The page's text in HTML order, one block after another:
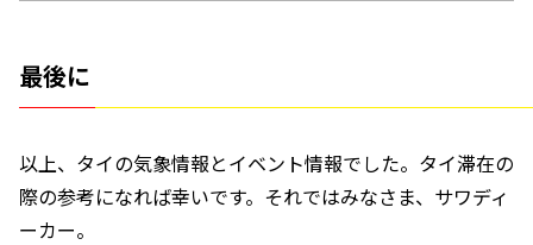
最後に
以上、タイの気象情報とイベント情報でした。タイ滞在の
際の参考になれば幸いです。それではみなさま、サワディ
ーカー。